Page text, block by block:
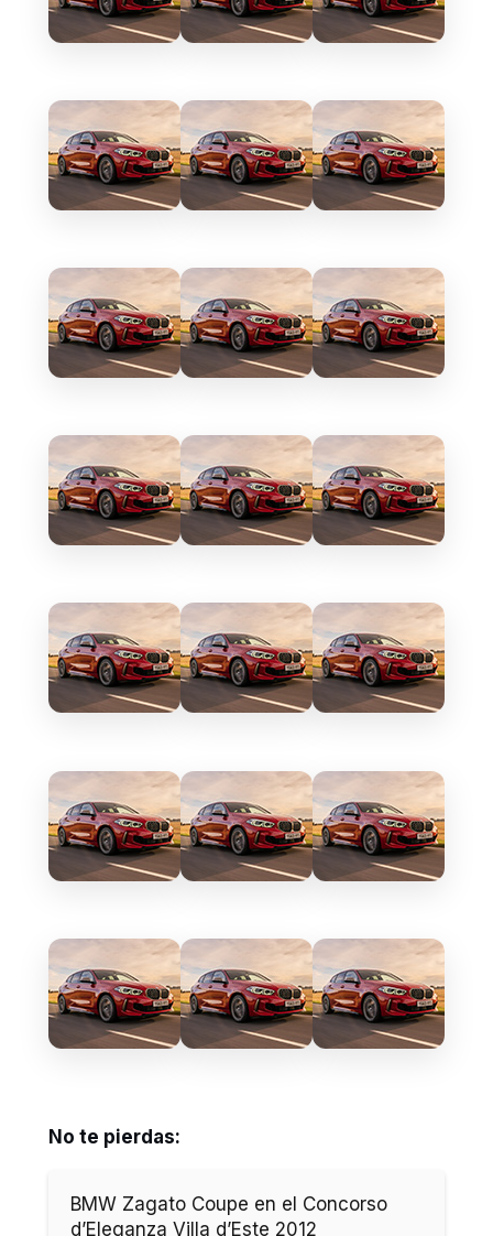
No te pierdas:
BMW Zagato Coupe en el Concorso
d’Eleganza Villa d’Este 2012